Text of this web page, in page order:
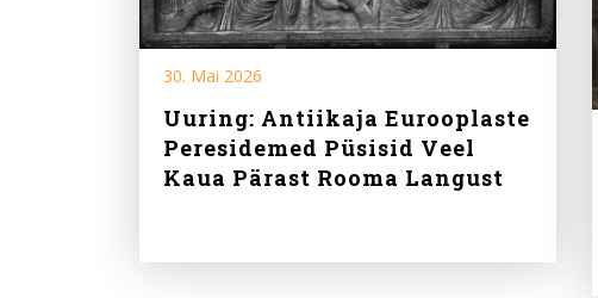
30. Mai 2026
Uuring: Antiikaja Eurooplaste
Peresidemed Püsisid Veel
Kaua Pärast Rooma Langust